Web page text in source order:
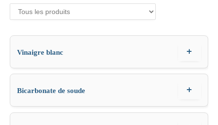
Vinaigre blanc +
Bicarbonate de soude +